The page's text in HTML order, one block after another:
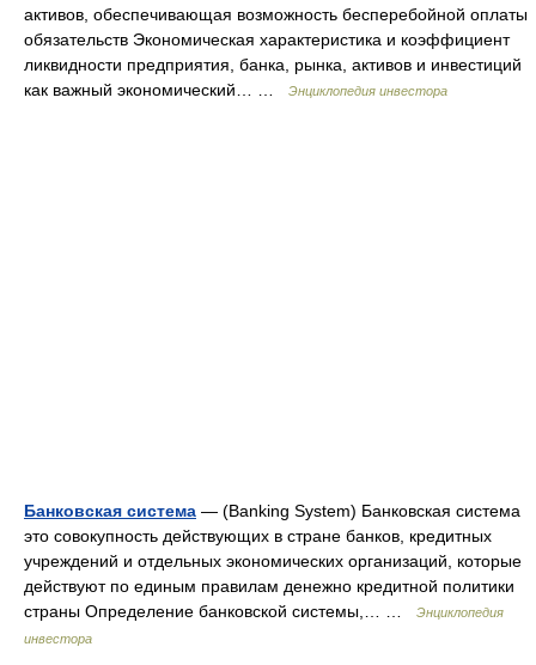
активов, обеспечивающая возможность бесперебойной оплаты
обязательств Экономическая характеристика и коэффициент
ликвидности предприятия, банка, рынка, активов и инвестиций
как важный экономический… …
Энциклопедия инвестора
Банковская система — (Banking System) Банковская система
это совокупность действующих в стране банков, кредитных
учреждений и отдельных экономических организаций, которые
действуют по единым правилам денежно кредитной политики
страны Определение банковской системы,… …
Энциклопедия
инвестора